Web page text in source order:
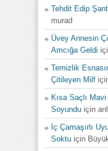
Tehdit Edip
murad
Üvey Annesin
Amcığa Geldi
Temizlik
Çitileyen Milf
Kısa Saçlı
Soyundu için
İç Çamaşırlı
Soktu için